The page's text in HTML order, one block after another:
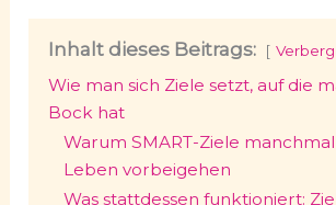
Inhalt dieses Beitrags:
Wie man sich Ziele setzt, auf die
Bock hat
Warum SMART-Ziele
Leben vorbeigehen
Was stattdessen funktioniert: